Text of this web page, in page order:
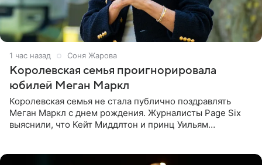
1 час назад Соня Жарова
Королевская семья проигнорировала
юбилей Меган Маркл
Королевская семья не стала публично поздравлять
Меган Маркл с днем рождения. Журналисты Page Six
выяснили, что Кейт Миддлтон и принц Уильям